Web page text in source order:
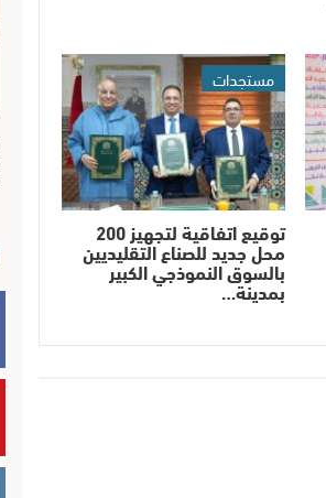
مستجدات
توقيع اتفاقية لتجهيز 200
محل جديد للصناع التقليديين
بالسوق النموذجي الكبير
بمدينة…